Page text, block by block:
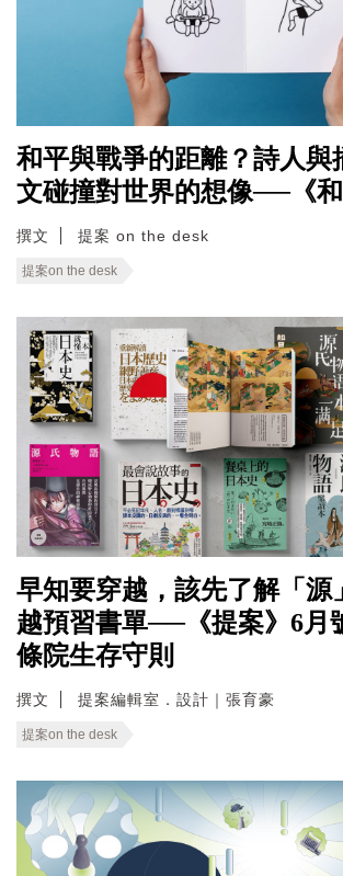
和平與戰爭的距離？詩人與
文碰撞對世界的想像──《和
撰文 提案 on the desk
提案on the desk
早知要穿越，該先了解「源
越預習書單──《提案》6月
條院生存守則
撰文 提案編輯室．設計｜張育豪
提案on the desk